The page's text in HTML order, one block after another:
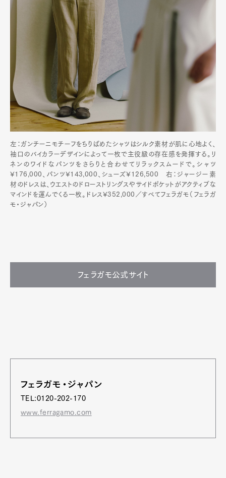
左：ガンチーニモチーフをちりばめたシャツはシルク素材が肌に心地よく、
袖口のバイカラーデザインによって一枚で主役級の存在感を発揮する。リ
ネンのワイドなパンツをさらりと合わせてリラックスムードで。シャツ
¥176,000、パンツ¥143,000、シューズ¥126,500 右：ジャージー素
材のドレスは、ウエストのドローストリングスやサイドポケットがアクティブな
マインドを運んでくる一枚。ドレス¥352,000／すべてフェラガモ（フェラガ
モ・ジャパン）
フェラガモ公式サイト
フェラガモ・ジャパン
TEL:0120-202-170
www.ferragamo.com